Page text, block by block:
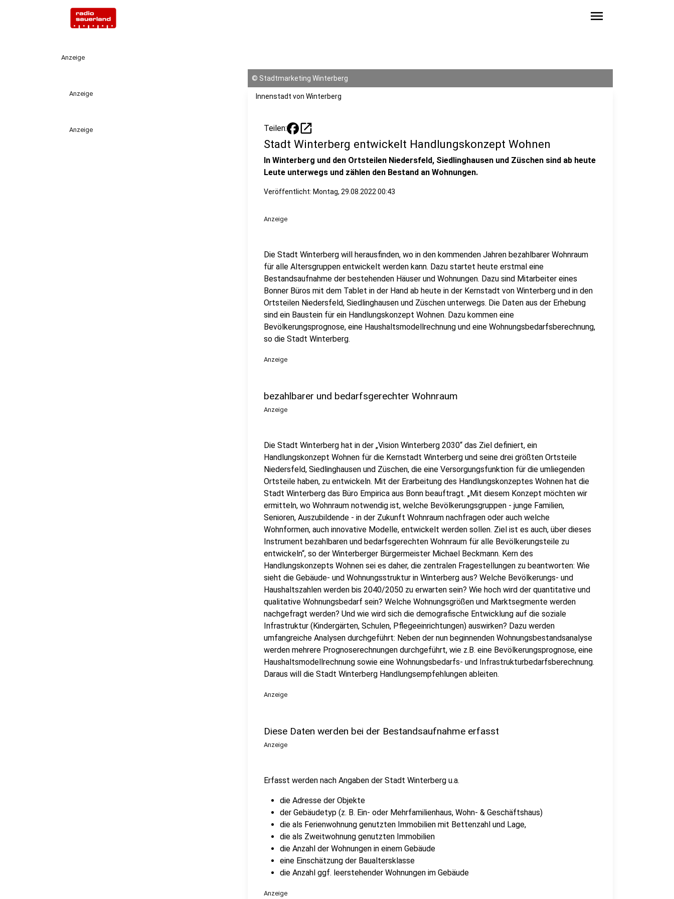
menu
Anzeige
Anzeige
Anzeige
© Stadtmarketing Winterberg
Innenstadt von Winterberg
Teilen: open_in_new
Stadt Winterberg entwickelt Handlungskonzept Wohnen
In Winterberg und den Ortsteilen Niedersfeld, Siedlinghausen und Züschen sind ab heute
Leute unterwegs und zählen den Bestand an Wohnungen.
Veröffentlicht: Montag, 29.08.2022 00:43
Anzeige
Die Stadt Winterberg will herausfinden, wo in den kommenden Jahren bezahlbarer Wohnraum
für alle Altersgruppen entwickelt werden kann. Dazu startet heute erstmal eine
Bestandsaufnahme der bestehenden Häuser und Wohnungen. Dazu sind Mitarbeiter eines
Bonner Büros mit dem Tablet in der Hand ab heute in der Kernstadt von Winterberg und in den
Ortsteilen Niedersfeld, Siedlinghausen und Züschen unterwegs. Die Daten aus der Erhebung
sind ein Baustein für ein Handlungskonzept Wohnen. Dazu kommen eine
Bevölkerungsprognose, eine Haushaltsmodellrechnung und eine Wohnungsbedarfsberechnung,
so die Stadt Winterberg.
Anzeige
bezahlbarer und bedarfsgerechter Wohnraum
Anzeige
Die Stadt Winterberg hat in der „Vision Winterberg 2030“ das Ziel definiert, ein
Handlungskonzept Wohnen für die Kernstadt Winterberg und seine drei größten Ortsteile
Niedersfeld, Siedlinghausen und Züschen, die eine Versorgungsfunktion für die umliegenden
Ortsteile haben, zu entwickeln. Mit der Erarbeitung des Handlungskonzeptes Wohnen hat die
Stadt Winterberg das Büro Empirica aus Bonn beauftragt. „Mit diesem Konzept möchten wir
ermitteln, wo Wohnraum notwendig ist, welche Bevölkerungsgruppen - junge Familien,
Senioren, Auszubildende - in der Zukunft Wohnraum nachfragen oder auch welche
Wohnformen, auch innovative Modelle, entwickelt werden sollen. Ziel ist es auch, über dieses
Instrument bezahlbaren und bedarfsgerechten Wohnraum für alle Bevölkerungsteile zu
entwickeln“, so der Winterberger Bürgermeister Michael Beckmann. Kern des
Handlungskonzepts Wohnen sei es daher, die zentralen Fragestellungen zu beantworten: Wie
sieht die Gebäude- und Wohnungsstruktur in Winterberg aus? Welche Bevölkerungs- und
Haushaltszahlen werden bis 2040/2050 zu erwarten sein? Wie hoch wird der quantitative und
qualitative Wohnungsbedarf sein? Welche Wohnungsgrößen und Marktsegmente werden
nachgefragt werden? Und wie wird sich die demografische Entwicklung auf die soziale
Infrastruktur (Kindergärten, Schulen, Pflegeeinrichtungen) auswirken? Dazu werden
umfangreiche Analysen durchgeführt: Neben der nun beginnenden Wohnungsbestandsanalyse
werden mehrere Prognoserechnungen durchgeführt, wie z.B. eine Bevölkerungsprognose, eine
Haushaltsmodellrechnung sowie eine Wohnungsbedarfs- und Infrastrukturbedarfsberechnung.
Daraus will die Stadt Winterberg Handlungsempfehlungen ableiten.
Anzeige
Diese Daten werden bei der Bestandsaufnahme erfasst
Anzeige
Erfasst werden nach Angaben der Stadt Winterberg u.a.
die Adresse der Objekte
der Gebäudetyp (z. B. Ein- oder Mehrfamilienhaus, Wohn- & Geschäftshaus)
die als Ferienwohnung genutzten Immobilien mit Bettenzahl und Lage,
die als Zweitwohnung genutzten Immobilien
die Anzahl der Wohnungen in einem Gebäude
eine Einschätzung der Baualtersklasse
die Anzahl ggf. leerstehender Wohnungen im Gebäude
Anzeige